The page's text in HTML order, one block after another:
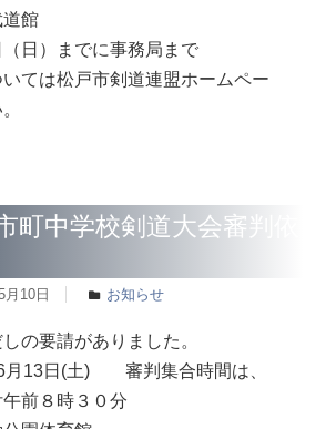
道館
日）までに事務局まで
いては松戸市剣道連盟ホームペー
町中学校剣道大会審判依
月10日 お知らせ
の要請がありました。
月13日(土) 審判集合時間は、
前８時３０分